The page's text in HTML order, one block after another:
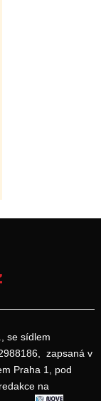
se sídlem
zapsaná v
Praha 1, pod
na